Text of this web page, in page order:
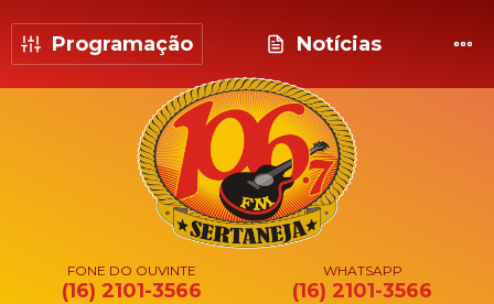
Programação Notícias
FONE DO OUVINTE
(16) 2101-3566
WHATSAPP
(16) 2101-3566